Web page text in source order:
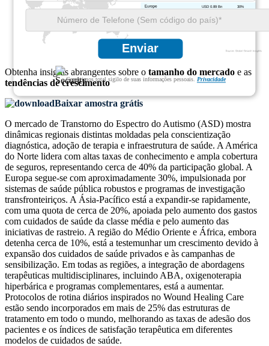
Enviar
Garantimos total sigilo de suas informações pessoais. Privacidade
USD 0.59 Bn
30%
USD 0.89 Bn
Obtenha insights abrangentes sobre o tamanho do mercado e as
tendências de crescimento
Baixar amostra grátis
O mercado de Transtorno do Espectro do Autismo (ASD) mostra
dinâmicas regionais distintas moldadas pela conscientização
diagnóstica, adoção de terapia e infraestrutura de saúde. A América
do Norte lidera com altas taxas de conhecimento e ampla cobertura
de seguros, representando cerca de 40% da participação global. A
Europa segue-se com aproximadamente 30%, impulsionada por
sistemas de saúde pública robustos e programas de investigação
transfronteiriços. A Ásia-Pacífico está a expandir-se rapidamente,
com uma quota de cerca de 20%, apoiada pelo aumento dos gastos
com cuidados de saúde da classe média e pelo aumento das
iniciativas de rastreio. A região do Médio Oriente e África, embora
detenha cerca de 10%, está a testemunhar um crescimento devido à
expansão dos cuidados de saúde privados e às campanhas de
sensibilização. Em todas as regiões, a integração de abordagens
terapêuticas multidisciplinares, incluindo ABA, oxigenoterapia
hiperbárica e programas complementares, está a aumentar.
Protocolos de rotina diários inspirados no Wound Healing Care
estão sendo incorporados em mais de 25% das estruturas de
tratamento em todo o mundo, melhorando as taxas de adesão dos
pacientes e os índices de satisfação terapêutica em diferentes
modelos de cuidados de saúde.